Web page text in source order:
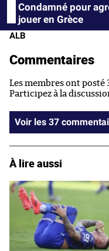
Condamné pour
jouer en Grèce
ALB
Commentaires
Les membres ont
Participez à la
Voir les 37
À lire aussi